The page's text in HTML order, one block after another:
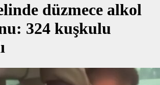
düzmece alkol
324 kuşkulu